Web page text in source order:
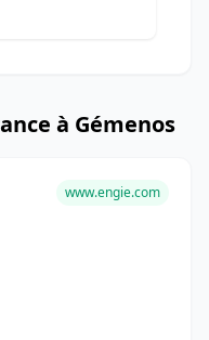
à Gémenos
www.engie.com